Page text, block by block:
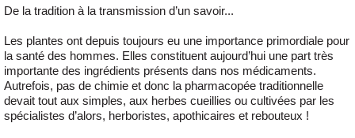
De la tradition à la transmission d’un savoir...
Les plantes ont depuis toujours eu une importance primordiale pour
la santé des hommes. Elles constituent aujourd’hui une part très
importante des ingrédients présents dans nos médicaments.
Autrefois, pas de chimie et donc la pharmacopée traditionnelle
devait tout aux simples, aux herbes cueillies ou cultivées par les
spécialistes d’alors, herboristes, apothicaires et rebouteux !